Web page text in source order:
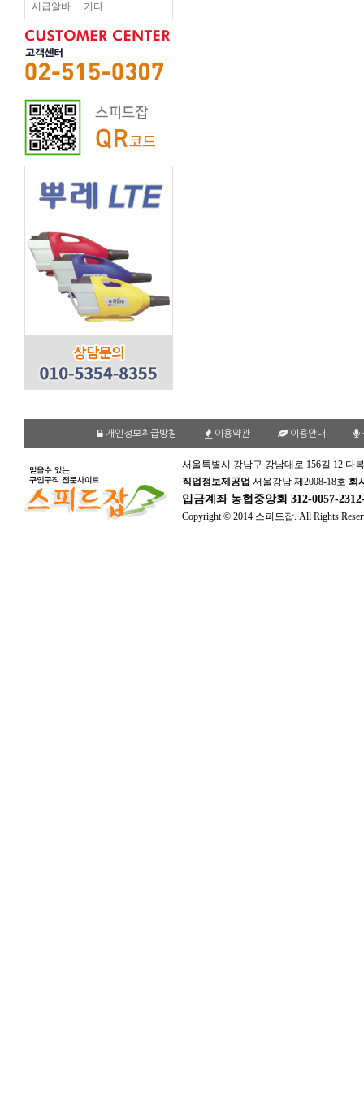
시급알바 기타
개인정보취급방침 이용약관 이용안내
서울특별시 강남구 강남대로 156길 12 다
직업정보제공업 서울강남 제2008-18호 회
입금계좌 농협중앙회 312-0057-
Copyright © 2014 스피드잡. All Rights